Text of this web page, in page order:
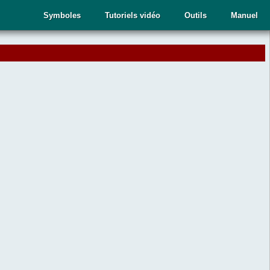
Manuel
Outils
Tutoriels vidéo
Symboles